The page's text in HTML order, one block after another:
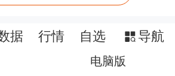
据 行情 自选 导航
电脑版